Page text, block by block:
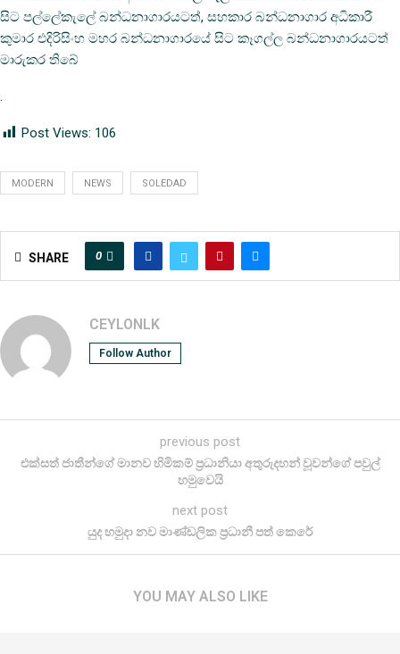
සිට පල්ලේකැලේ බන්ධනාගාරයටත්, සහකාර බන්ධනාගාර අධිකාරී
කුමාර එදිරිසිංහ මහර බන්ධනාගාරයේ සිට කෑගල්ල බන්ධනාගාරයටත්
මාරුකර තිබේ
.
Post Views: 106
MODERN NEWS SOLEDAD
SHARE 0
CEYLONLK
Follow Author
previous post
එක්සත් ජාතීන්ගේ මානව හිමිකම් ප්‍රධානියා අතුරුදහන් වූවන්ගේ පවුල්
හමුවෙයි
next post
යුද හමුදා නව මාණ්ඩලික ප්‍රධානී පත් කෙරේ
YOU MAY ALSO LIKE